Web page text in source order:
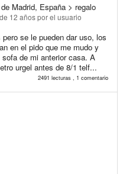
Madrid, España > regalo
12 añospor el usuario
se le pueden dar uso, los
en el pido que me mudo y
de mi anterior casa. A
urgel antes de 8/1 telf...
2491 lecturas , 1 comentario